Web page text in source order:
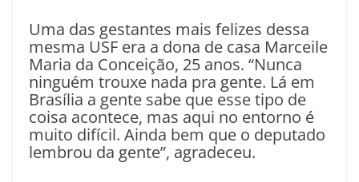
Uma das gestantes mais felizes dessa
mesma USF era a dona de casa Marceile
Maria da Conceição, 25 anos. “Nunca
ninguém trouxe nada pra gente. Lá em
Brasília a gente sabe que esse tipo de
coisa acontece, mas aqui no entorno é
muito difícil. Ainda bem que o deputado
lembrou da gente”, agradeceu.